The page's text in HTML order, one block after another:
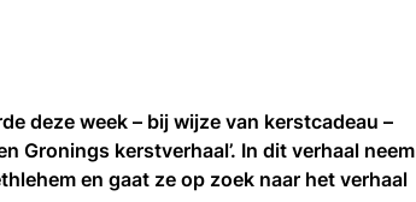
deze week – bij wijze van kerstcadeau –
Gronings kerstverhaal’. In dit verhaal neem
en gaat ze op zoek naar het verhaal